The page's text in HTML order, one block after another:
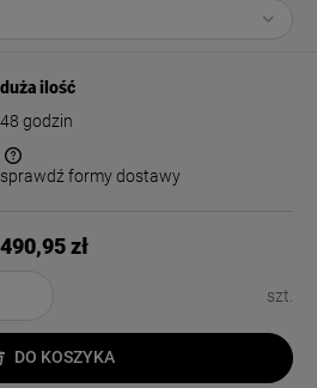
duża ilość
48 godzin
kosztów płatności
sprawdź formy dostawy
490,95 zł
szt.
DO KOSZYKA